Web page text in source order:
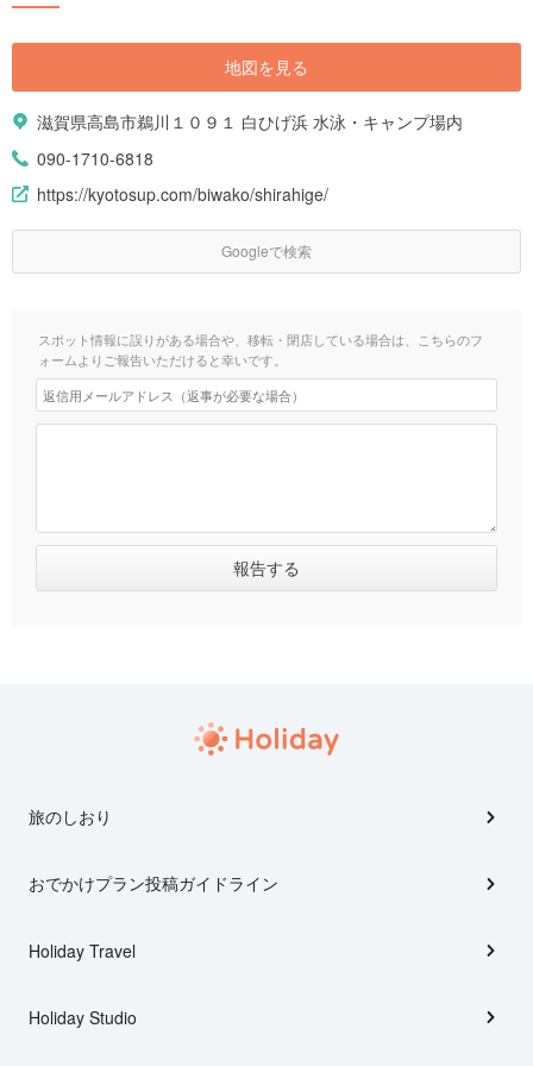
地図を見る
滋賀県高島市鵜川１０９１ 白ひげ浜 水泳・キャンプ場内
090-1710-6818
https://kyotosup.com/biwako/shirahige/
Googleで検索
スポット情報に誤りがある場合や、移転・閉店している場合は、こちらのフ
ォームよりご報告いただけると幸いです。
旅のしおり
おでかけプラン投稿ガイドライン
Holiday Travel
Holiday Studio